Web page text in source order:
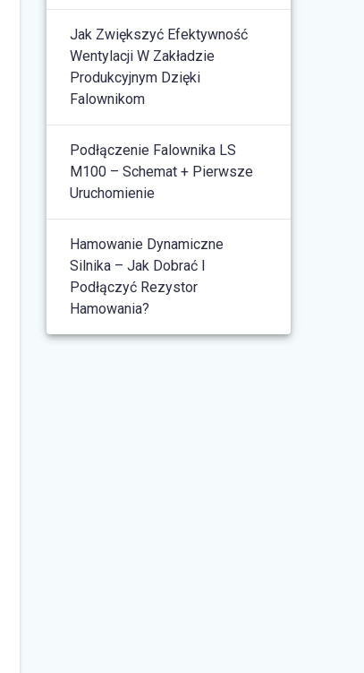
Jak Zwiększyć Efektywność
Wentylacji W Zakładzie
Produkcyjnym Dzięki
Falownikom
Podłączenie Falownika LS
M100 – Schemat + Pierwsze
Uruchomienie
Hamowanie Dynamiczne
Silnika – Jak Dobrać I
Podłączyć Rezystor
Hamowania?